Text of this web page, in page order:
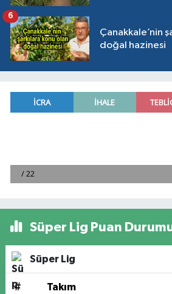
Çanakkale’nin
doğal hazinesi
6
Süper Lig Puan
Süper Lig
# Takım